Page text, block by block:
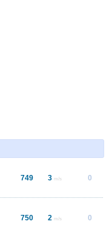
749 3 m/s 0
750 2 m/s 0